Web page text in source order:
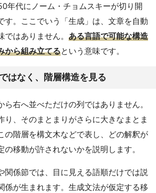
年代にノーム・チョムスキーが切り開
す。ここでいう「生成」は、文章を自動
はありません。 ある言語で可能な構造
から組み立てるという意味です。
はなく、階層構造を見る
ら右へ並べただけの列ではありません。
り、そのまとまりがさらに大きなまとま
の階層を構文木などで表し、どの解釈が
の移動が許されないかを説明します。
関係節では、目に見える語順だけでは説
係が生まれます。生成文法が仮定する移